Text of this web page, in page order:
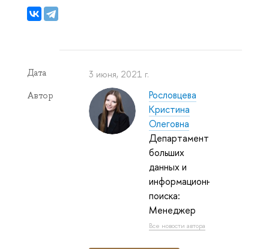
Дата 3 июня, 2021 г.
Автор
Рословцева
Кристина
Олеговна
Департамент
больших
данных и
информационного
поиска:
Менеджер
Все новости автора